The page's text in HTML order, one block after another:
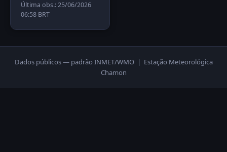
Última obs.: 25/06/2026
06:58 BRT
Dados públicos — padrão INMET/WMO | Estação Meteorológica
Chamon